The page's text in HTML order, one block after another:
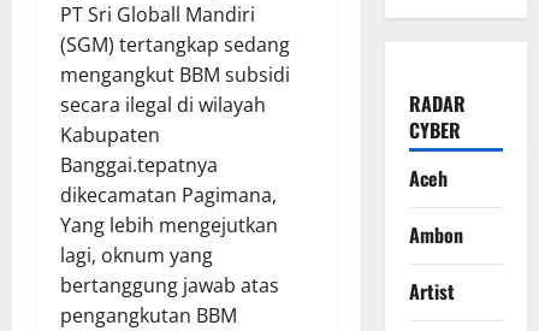
PT Sri Globall Mandiri
(SGM) tertangkap sedang
mengangkut BBM subsidi
secara ilegal di wilayah
Kabupaten
Banggai.tepatnya
dikecamatan Pagimana,
Yang lebih mengejutkan
lagi, oknum yang
bertanggung jawab atas
pengangkutan BBM
RADAR
CYBER
Aceh
Ambon
Artist